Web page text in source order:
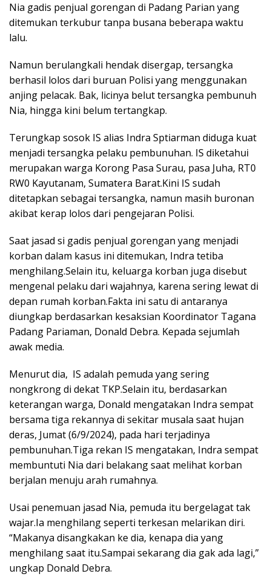
Nia gadis penjual gorengan di Padang Parian yang
ditemukan terkubur tanpa busana beberapa waktu
lalu.
Namun berulangkali hendak disergap, tersangka
berhasil lolos dari buruan Polisi yang menggunakan
anjing pelacak. Bak, licinya belut tersangka pembunuh
Nia, hingga kini belum tertangkap.
Terungkap sosok IS alias Indra Sptiarman diduga kuat
menjadi tersangka pelaku pembunuhan. IS diketahui
merupakan warga Korong Pasa Surau, pasa Juha, RT0
RW0 Kayutanam, Sumatera Barat.Kini IS sudah
ditetapkan sebagai tersangka, namun masih buronan
akibat kerap lolos dari pengejaran Polisi.
Saat jasad si gadis penjual gorengan yang menjadi
korban dalam kasus ini ditemukan, Indra tetiba
menghilang.Selain itu, keluarga korban juga disebut
mengenal pelaku dari wajahnya, karena sering lewat di
depan rumah korban.Fakta ini satu di antaranya
diungkap berdasarkan kesaksian Koordinator Tagana
Padang Pariaman, Donald Debra. Kepada sejumlah
awak media.
Menurut dia, IS adalah pemuda yang sering
nongkrong di dekat TKP.Selain itu, berdasarkan
keterangan warga, Donald mengatakan Indra sempat
bersama tiga rekannya di sekitar musala saat hujan
deras, Jumat (6/9/2024), pada hari terjadinya
pembunuhan.Tiga rekan IS mengatakan, Indra sempat
membuntuti Nia dari belakang saat melihat korban
berjalan menuju arah rumahnya.
Usai penemuan jasad Nia, pemuda itu bergelagat tak
wajar.Ia menghilang seperti terkesan melarikan diri.
“Makanya disangkakan ke dia, kenapa dia yang
menghilang saat itu.Sampai sekarang dia gak ada lagi,”
ungkap Donald Debra.